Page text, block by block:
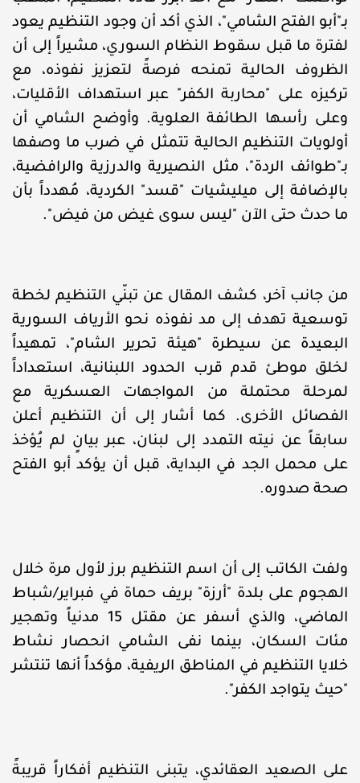
بـ"أبو الفتح الشامي"، الذي أكد أن وجود التنظيم يعود
لفترة ما قبل سقوط النظام السوري، مشيراً إلى أن
الظروف الحالية تمنحه فرصةً لتعزيز نفوذه، مع
تركيزه على "محاربة الكفر" عبر استهداف الأقليات،
وعلى رأسها الطائفة العلوية. وأوضح الشامي أن
أولويات التنظيم الحالية تتمثل في ضرب ما وصفها
بـ"طوائف الردة"، مثل النصيرية والدرزية والرافضية،
بالإضافة إلى ميليشيات "قسد" الكردية، مُهدداً بأن
ما حدث حتى الآن "ليس سوى غيض من فيض".
من جانب آخر، كشف المقال عن تبنّي التنظيم لخطة
توسعية تهدف إلى مد نفوذه نحو الأرياف السورية
البعيدة عن سيطرة "هيئة تحرير الشام"، تمهيداً
لخلق موطئ قدم قرب الحدود اللبنانية، استعداداً
لمرحلة محتملة من المواجهات العسكرية مع
الفصائل الأخرى. كما أشار إلى أن التنظيم أعلن
سابقاً عن نيته التمدد إلى لبنان، عبر بيانٍ لم يُؤخذ
على محمل الجد في البداية، قبل أن يؤكد أبو الفتح
صحة صدوره.
ولفت الكاتب إلى أن اسم التنظيم برز لأول مرة خلال
الهجوم على بلدة "أرزة" بريف حماة في فبراير/شباط
الماضي، والذي أسفر عن مقتل 15 مدنياً وتهجير
مئات السكان، بينما نفى الشامي انحصار نشاط
خلايا التنظيم في المناطق الريفية، مؤكداً أنها تنتشر
"حيث يتواجد الكفر".
على الصعيد العقائدي، يتبنى التنظيم أفكاراً قريبةً